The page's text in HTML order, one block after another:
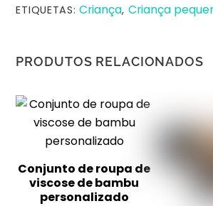
ETIQUETAS:Criança, Criança
PRODUTOS RELACIONADOS
Conjunto de roupa de
viscose de bambu
personalizado